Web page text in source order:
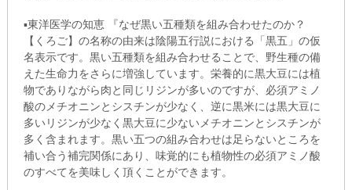
▪東洋医学の知恵 『なぜ黒い五種類を組み合わせたのか？
【くろご】の名称の由来は陰陽五行説における「黒五」の仮
名表示です。黒い五種類を組み合わせることで、野生種の備
えた生命力をさらに増強しています。栄養的に黒大豆には植
物でありながら肉と同じリジンが多いのですが、必須アミノ
酸のメチオニンとシスチンが少なく、逆に黒米には黒大豆に
多いリジンが少なく黒大豆に少ないメチオニンとシスチンが
多く含まれます。黒い五つの組み合わせは足らないところを
補い合う補完関係にあり、味覚的にも植物性の必須アミノ酸
のすべてを美味しく頂くことができます。